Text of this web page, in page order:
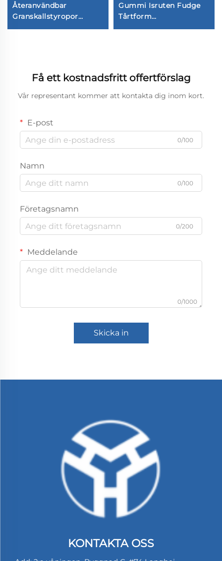
Återanvändbar
Granskallstyropor
Iskubblagörare Skinka
Gummi Isruten Fudge
Tårtform
Chokladbakform till
Få ett kostnadsfritt offertförslag
Vår representant kommer att kontakta dig inom kort.
E-post
0/100
Namn
0/100
Företagsnamn
0/200
Meddelande
0/1000
Skicka in
KONTAKTA OSS